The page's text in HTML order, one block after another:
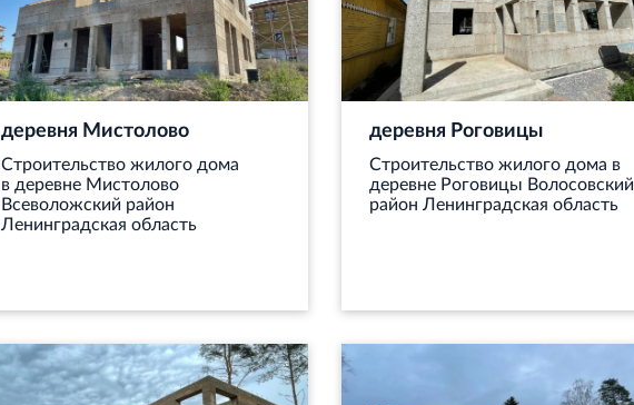
деревня Мистолово
Строительство жилого дома
в деревне Мистолово
Всеволожский район
Ленинградская область
деревня Роговицы
Строительство жилого дома в
деревне Роговицы Волосовский
район Ленинградская область